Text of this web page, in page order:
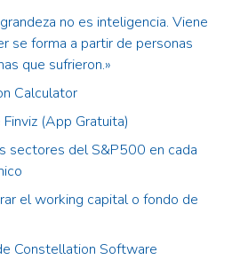
no es inteligencia. Viene
se forma a partir de personas
que sufrieron.»
Calculator
(App Gratuita)
sectores del S&P500 en cada
el working capital o fondo de
Constellation Software